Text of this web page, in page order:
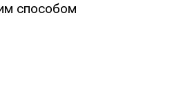
способом